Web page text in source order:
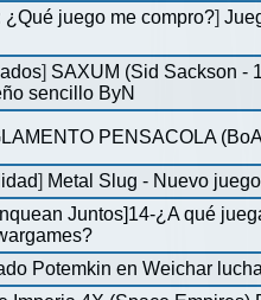
juego me compro?]
] SAXUM (Sid Sackson -
sencillo ByN
PENSACOLA
] Metal Slug - Nuevo
Juntos]14-¿A qué
Potemkin en Weichar